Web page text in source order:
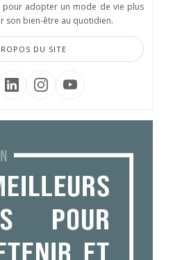
pour adopter un mode de vie plus
son bien-être au quotidien.
DU SITE